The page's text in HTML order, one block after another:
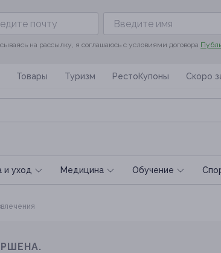
на рассылку, я соглашаюсь с условиями договора
Товары Туризм РестоКупоны Скоро
и уход Медицина Обучение